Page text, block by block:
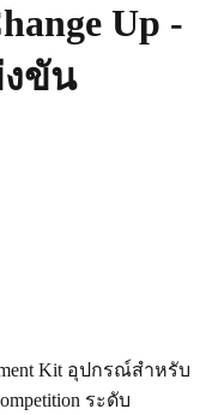
Up -
ขัน
Kit อุปกรณ์สำหรับ
ระดับ